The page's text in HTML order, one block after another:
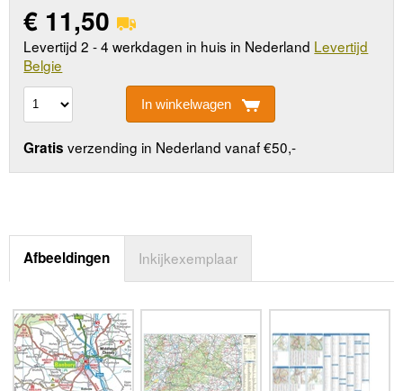
€ 11,50
Levertijd 2 - 4 werkdagen in huis in Nederland Levertijd
Belgie
In winkelwagen
Gratis verzending in Nederland vanaf €50,-
Afbeeldingen Inkijkexemplaar